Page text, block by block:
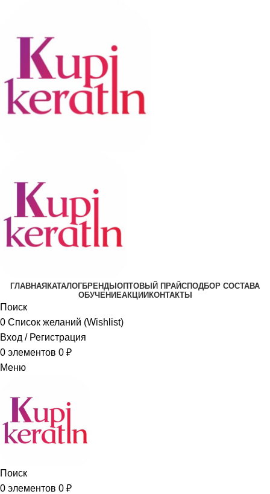
ГЛАВНАЯ КАТАЛОГБРЕНДЫ ОПТОВЫЙ ПРАЙСПОДБОР СОСТАВА
ОБУЧЕНИЕАКЦИИ КОНТАКТЫ
Поиск
0 Список желаний (Wishlist)
Вход / Регистрация
0 элементов 0 ₽
Меню
Поиск
0 элементов 0 ₽